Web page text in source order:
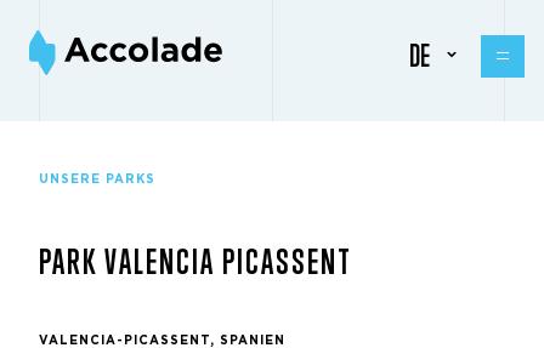
DE
UNSERE PARKS
PARK VALENCIA PICASSENT
VALENCIA-PICASSENT, SPANIEN